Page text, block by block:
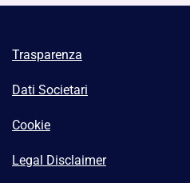
Trasparenza
Dati Societari
Cookie
Legal Disclaimer